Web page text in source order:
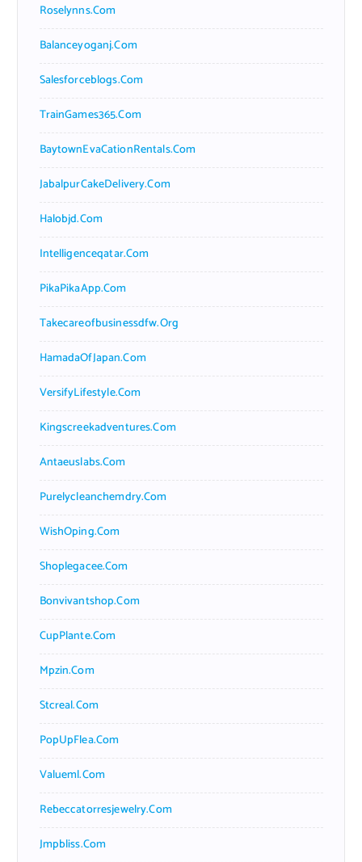
Roselynns.com
Balanceyoganj.com
Salesforceblogs.com
TrainGames365.com
BaytownEvaCationRentals.com
JabalpurCakeDelivery.com
Halobjd.com
Intelligenceqatar.com
PikaPikaApp.com
Takecareofbusinessdfw.org
HamadaOfJapan.com
VersifyLifestyle.com
Kingscreekadventures.com
Antaeuslabs.com
Purelycleanchemdry.com
WishOping.com
Shoplegacee.com
Bonvivantshop.com
CupPlante.com
Mpzin.com
Stcreal.com
PopUpFlea.com
Valueml.com
Rebeccatorresjewelry.com
Jmpbliss.com